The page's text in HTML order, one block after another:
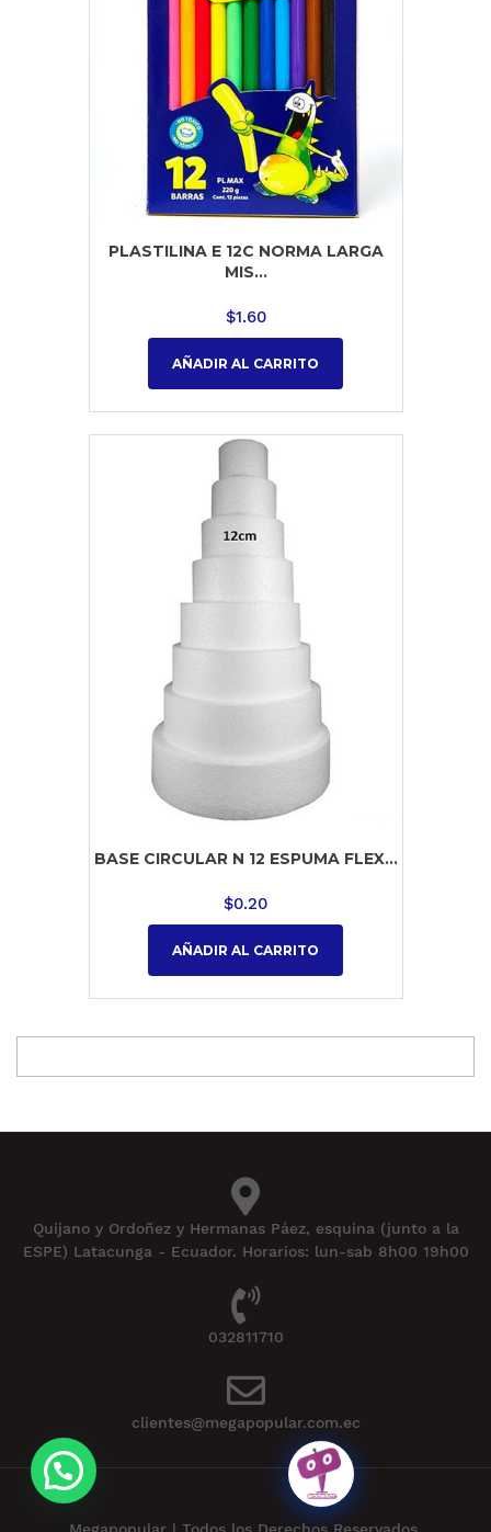
PLASTILINA E 12C NORMA LARGA
MIS...
$1.60
AÑADIR AL CARRITO
BASE CIRCULAR N 12 ESPUMA FLEX...
$0.20
AÑADIR AL CARRITO
Quijano y Ordoñez y Hermanas Páez, esquina (junto a la
ESPE) Latacunga - Ecuador. Horarios: lun-sab 8h00 19h00
032811710
clientes@megapopular.com.ec